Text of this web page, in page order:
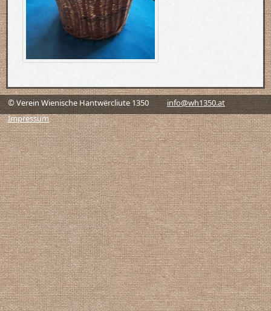
© Verein Wienische Hantwërcliute 1350
info@wh1350.at
Impressum